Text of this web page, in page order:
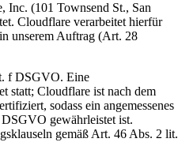
Inc. (101 Townsend St., San
Cloudflare verarbeitet hierfür
unserem Auftrag (Art. 28
f DSGVO. Eine
statt; Cloudflare ist nach dem
sodass ein angemessenes
gewährleistet ist.
gemäß Art. 46 Abs. 2 lit.